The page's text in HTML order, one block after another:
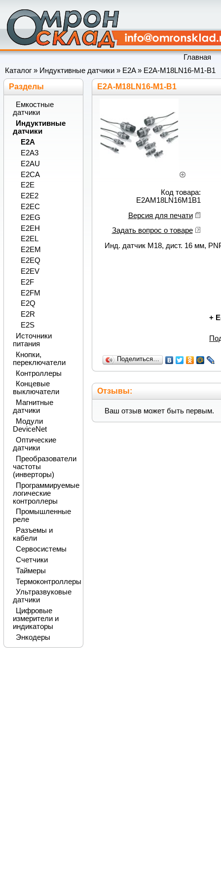
Главная
Каталог » Индуктивные датчики » E2A» E2A-M18LN16-M1-B1
E2A-M18LN16-M1-B1
Код товара:
E2AM18LN16M1B1
Версия для печати
Задать вопрос о товаре
Инд. датчик M18, дист. 16 мм,
+
Поделиться…
Отзывы:
Ваш отзыв может быть первым.
Разделы
Емкостные
датчики
Индуктивные
датчики
E2A
E2A3
E2AU
E2CA
E2E
E2E2
E2EC
E2EG
E2EH
E2EL
E2EM
E2EQ
E2EV
E2F
E2FM
E2Q
E2R
E2S
Источники
питания
Кнопки,
переключатели
Контроллеры
Концевые
выключатели
Магнитные
датчики
Модули
DeviceNet
Оптические
датчики
Преобразователи
частоты
(инверторы)
Программируемые
логические
контроллеры
Промышленные
реле
Разъемы и
кабели
Сервосистемы
Счетчики
Таймеры
Термоконтроллеры
Ультразвуковые
датчики
Цифровые
измерители и
индикаторы
Энкодеры